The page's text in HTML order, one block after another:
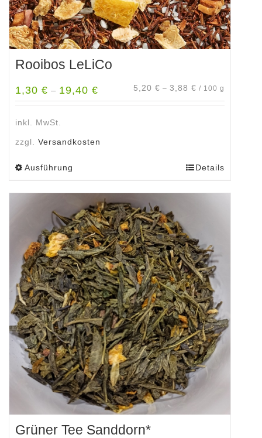
Rooibos LeLiCo
1,30 € – 19,40 € 5,20 € – 3,88 € / 100 g
inkl. MwSt.
zzgl. Versandkosten
Ausführung
mehrere
Varianten
auf.
Die
Optionen
können
auf
der
Produktseite
gewählt
werden
Details
Grüner Tee Sanddorn*